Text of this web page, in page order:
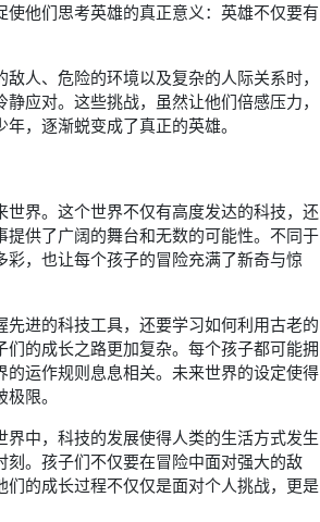
他们思考英雄的真正意义：英雄不仅要有
人、危险的环境以及复杂的人际关系时，
应对。这些挑战，虽然让他们倍感压力，
，逐渐蜕变成了真正的英雄。
世界。这个世界不仅有高度发达的科技，还
供了广阔的舞台和无数的可能性。不同于
，也让每个孩子的冒险充满了新奇与惊
进的科技工具，还要学习如何利用古老的
的成长之路更加复杂。每个孩子都可能拥
运作规则息息相关。未来世界的设定使得
限。
中，科技的发展使得人类的生活方式发生
。孩子们不仅要在冒险中面对强大的敌
的成长过程不仅仅是面对个人挑战，更是